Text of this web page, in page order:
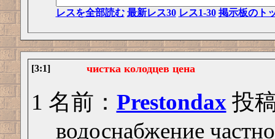
レスを全部読む 最新レス30 レス1-30 掲示板のト
[3:1] чистка колодцев цена
1 名前： Prestondax 投
водоснабжение